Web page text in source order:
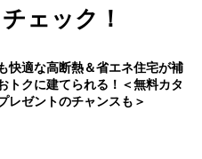
ェック！
快適な高断熱＆省エネ住宅が補
トクに建てられる！＜無料カタ
レゼントのチャンスも＞